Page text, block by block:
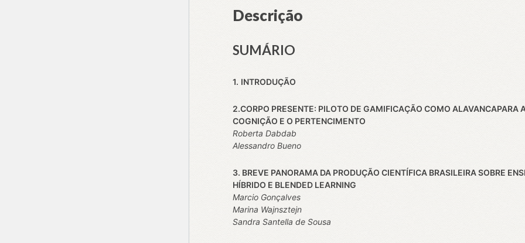
Descrição
SUMÁRIO
1. INTRODUÇÃO
2.CORPO PRESENTE: PILOTO DE GAMIFICAÇÃO COMO ALAVANCAPARA
COGNIÇÃO E O PERTENCIMENTO
Roberta Dabdab
Alessandro Bueno
3. BREVE PANORAMA DA PRODUÇÃO CIENTÍFICA BRASILEIRA SOBRE
HÍBRIDO E BLENDED LEARNING
Marcio Gonçalves
Marina Wajnsztejn
Sandra Santella de Sousa